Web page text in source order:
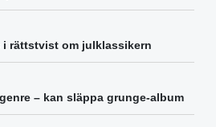
i rättstvist om julklassikern
– kan släppa grunge-album